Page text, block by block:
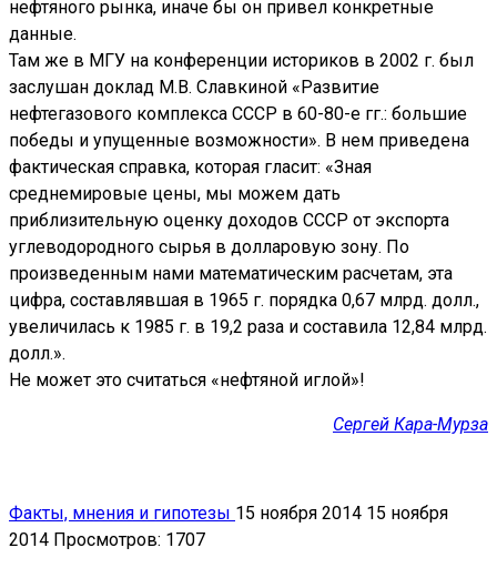
нефтяного рынка, иначе бы он привел конкретные
данные.
Там же в МГУ на конференции историков в 2002 г. был
заслушан доклад М.В. Славкиной «Развитие
нефтегазового комплекса СССР в 60-80-е гг.: большие
победы и упущенные возможности». В нем приведена
фактическая справка, которая гласит: «Зная
среднемировые цены, мы можем дать
приблизительную оценку доходов СССР от экспорта
углеводородного сырья в долларовую зону. По
произведенным нами математическим расчетам, эта
цифра, составлявшая в 1965 г. порядка 0,67 млрд. долл.,
увеличилась к 1985 г. в 19,2 раза и составила 12,84 млрд.
долл.».
Не может это считаться «нефтяной иглой»!
Сергей Кара-Мурза
Факты, мнения и гипотезы 15 ноября 2014 15 ноября
2014 Просмотров: 1707